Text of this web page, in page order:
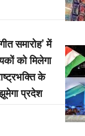
समारोह’ में
को मिलेगा
के
प्रदेश